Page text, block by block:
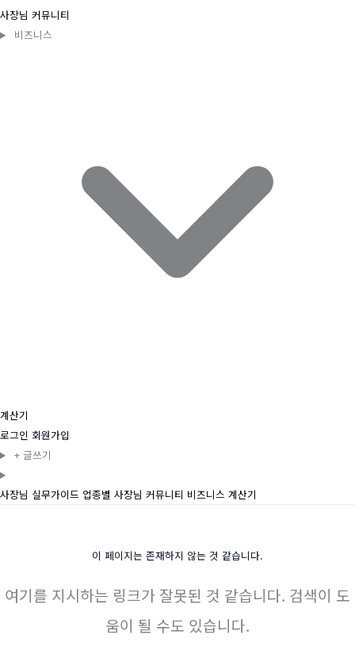
사장님 커뮤니티
비즈니스
계산기
로그인 회원가입
+글쓰기
사장님 실무가이드 업종별 사장님 커뮤니티 비즈니스 계산기
이 페이지는 존재하지 않는 것 같습니다.
여기를 지시하는 링크가 잘못된 것 같습니다. 검색이 도
움이 될 수도 있습니다.